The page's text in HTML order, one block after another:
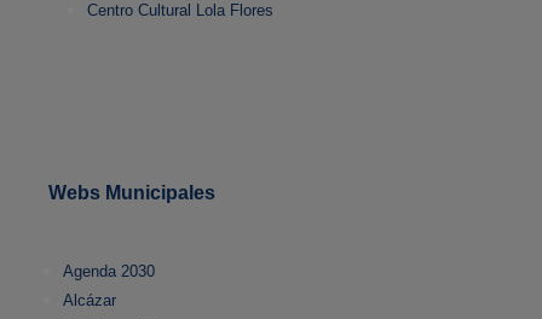
Centro Cultural Lola Flores
Webs Municipales
Agenda 2030
Alcázar